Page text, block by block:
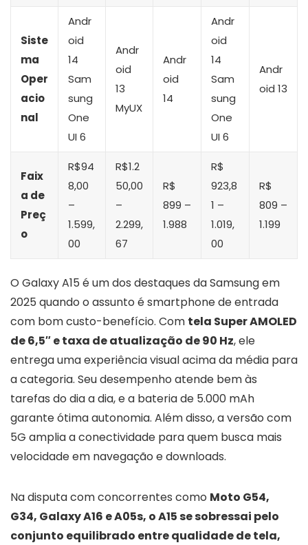
Siste
ma
Oper
acio
nal
Andr
oid
14
Sam
sung
One
UI 6
Andr
oid
13
MyUX
Andr
oid
14
Andr
oid
14
Sam
sung
One
UI 6
Andr
oid 13
Faix
a de
Preç
o
R$94
8,00
–
1.599,
00
R$1.2
50,00
–
2.299,
67
R$
899 –
1.988
R$
923,8
1 –
1.019,
00
R$
809 –
1.199
O Galaxy A15 é um dos destaques da Samsung em
2025 quando o assunto é smartphone de entrada
com bom custo-benefício. Com tela Super AMOLED
de 6,5″ e taxa de atualização de 90 Hz, ele
entrega uma experiência visual acima da média para
a categoria. Seu desempenho atende bem às
tarefas do dia a dia, e a bateria de 5.000 mAh
garante ótima autonomia. Além disso, a versão com
5G amplia a conectividade para quem busca mais
velocidade em navegação e downloads.
Na disputa com concorrentes como Moto G54,
G34, Galaxy A16 e A05s, o A15 se sobressai pelo
conjunto equilibrado entre qualidade de tela,